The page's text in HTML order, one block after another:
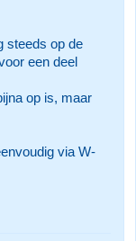
steeds op de
een deel
op is, maar
via W-